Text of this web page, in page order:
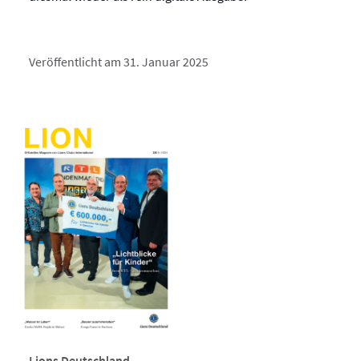
Veröffentlicht am 31. Januar 2025